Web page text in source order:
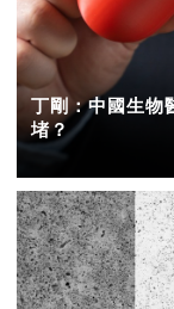
丁剛：中國生物
堵？